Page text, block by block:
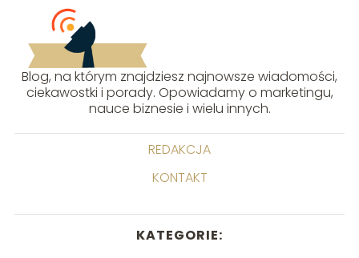
Blog, na którym znajdziesz najnowsze wiadomości,
ciekawostki i porady. Opowiadamy o marketingu,
nauce biznesie i wielu innych.
REDAKCJA
KONTAKT
KATEGORIE: